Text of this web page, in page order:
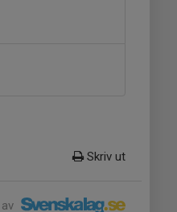
Skriv ut